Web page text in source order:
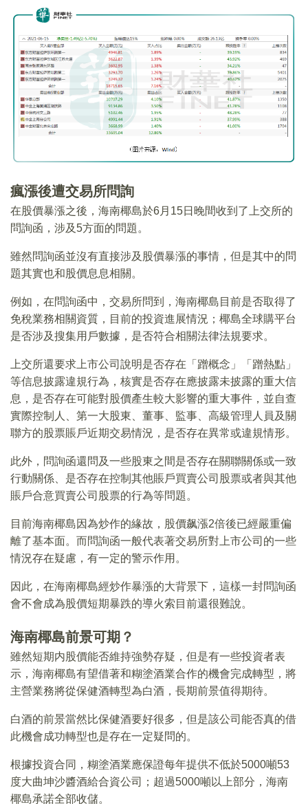
瘋漲後遭交易所問詢
在股價暴漲之後，海南椰島於6月15日晚間收到了上交所的
問詢函，涉及5方面的問題。
雖然問詢函並沒有直接涉及股價暴漲的事情，但是其中的問
題其實也和股價息息相關。
例如，在問詢函中，交易所問到，海南椰島目前是否取得了
免稅業務相關資質，目前的投資進展情況；椰島全球購平台
是否涉及搜集用戶數據，是否符合相關法律法規要求。
上交所還要求上市公司說明是否存在「蹭概念」「蹭熱點」
等信息披露違規行為，核實是否存在應披露未披露的重大信
息，是否存在可能對股價產生較大影響的重大事件，並自查
實際控制人、第一大股東、董事、監事、高級管理人員及關
聯方的股票賬戶近期交易情況，是否存在異常或違規情形。
此外，問詢函還問及一些股東之間是否存在關聯關係或一致
行動關係、是否存在控制其他賬戶買賣公司股票或者與其他
賬戶合意買賣公司股票的行為等問題。
目前海南椰島因為炒作的緣故，股價飙漲2倍後已經嚴重偏
離了基本面。而問詢函一般代表著交易所對上市公司的一些
情況存在疑慮，有一定的警示作用。
因此，在海南椰島經炒作暴漲的大背景下，這樣一封問詢函
會不會成為股價短期暴跌的導火索目前還很難說。
海南椰島前景可期？
雖然短期内股價能否維持強勢存疑，但是有一些投資者表
示，海南椰島有望借著和糊塗酒業合作的機會完成轉型，將
主營業務將從保健酒轉型為白酒，長期前景值得期待。
白酒的前景當然比保健酒要好很多，但是該公司能否真的借
此機會成功轉型也是存在一定疑問的。
根據投資合同，糊塗酒業應保證每年提供不低於5000噸53
度大曲坤沙醬酒給合資公司；超過5000噸以上部分，海南
椰島承諾全部收儲。